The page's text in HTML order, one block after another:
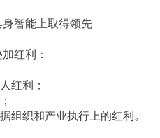
智能上取得领先
红利：
红利；
组织和产业执行上的红利。